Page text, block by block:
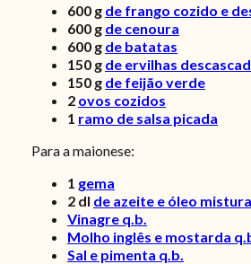
600 g de frango cozido e
600 g de cenoura
600 g de batatas
150 g de ervilhas
150 g de feijão verde
2 ovos cozidos
1 ramo de salsa picada
Para a maionese:
1 gema
2 dl de azeite e óleo
Vinagre q.b.
Molho inglês e mostarda
Sal e pimenta q.b.